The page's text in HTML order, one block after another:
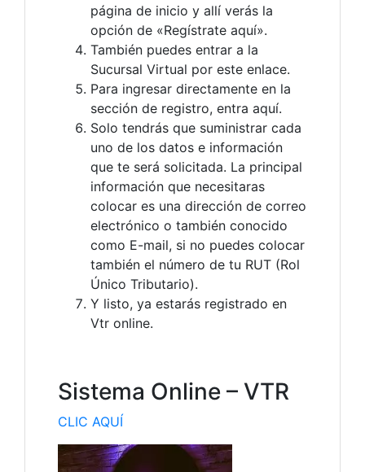
página de inicio y allí verás la
opción de «Regístrate aquí».
También puedes entrar a la
Sucursal Virtual por este enlace.
Para ingresar directamente en la
sección de registro, entra aquí.
Solo tendrás que suministrar cada
uno de los datos e información
que te será solicitada. La principal
información que necesitaras
colocar es una dirección de correo
electrónico o también conocido
como E-mail, si no puedes colocar
también el número de tu RUT (Rol
Único Tributario).
Y listo, ya estarás registrado en
Vtr online.
Sistema Online – VTR
CLIC AQUÍ